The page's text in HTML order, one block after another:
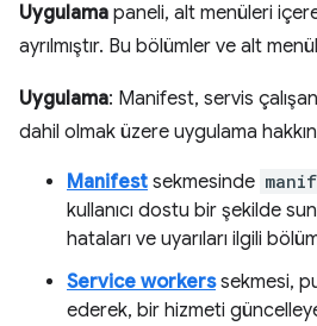
Uygulama paneli, alt menüleri
ayrılmıştır. Bu bölümler ve alt
Uygulama: Manifest, servis
dahil olmak üzere uygulama
Manifest sekmesinde
kullanıcı dostu bir şekilde
hataları ve uyarıları ilgili
Service workerssekmesi,
ederek, bir hizmeti